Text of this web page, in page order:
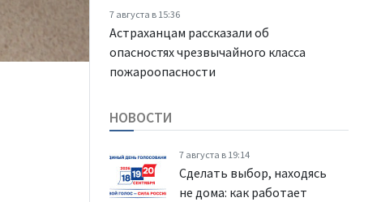
7 августа в 15:36
Астраханцам рассказали об
опасностях чрезвычайного класса
пожароопасности
НОВОСТИ
7 августа в 19:14
Сделать выбор, находясь
не дома: как работает